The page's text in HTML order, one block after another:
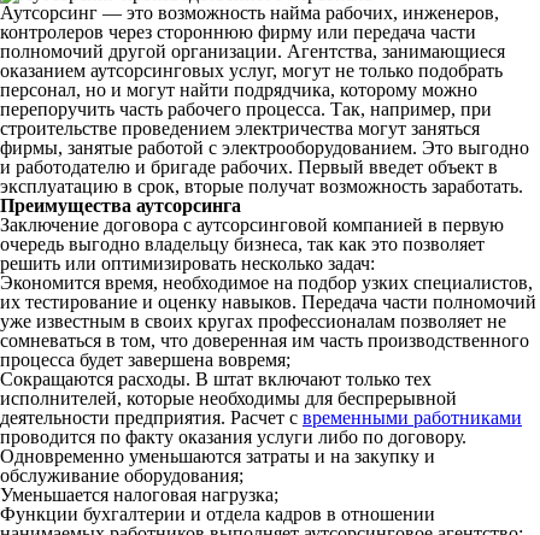
Аутсорсинг — это возможность найма рабочих, инженеров,
контролеров через стороннюю фирму или передача части
полномочий другой организации. Агентства, занимающиеся
оказанием аутсорсинговых услуг, могут не только подобрать
персонал, но и могут найти подрядчика, которому можно
перепоручить часть рабочего процесса. Так, например, при
строительстве проведением электричества могут заняться
фирмы, занятые работой с электрооборудованием. Это выгодно
и работодателю и бригаде рабочих. Первый введет объект в
эксплуатацию в срок, вторые получат возможность заработать.
Преимущества аутсорсинга
Заключение договора с аутсорсинговой компанией в первую
очередь выгодно владельцу бизнеса, так как это позволяет
решить или оптимизировать несколько задач:
Экономится время, необходимое на подбор узких специалистов,
их тестирование и оценку навыков. Передача части полномочий
уже известным в своих кругах профессионалам позволяет не
сомневаться в том, что доверенная им часть производственного
процесса будет завершена вовремя;
Сокращаются расходы. В штат включают только тех
исполнителей, которые необходимы для беспрерывной
деятельности предприятия. Расчет с временными работниками
проводится по факту оказания услуги либо по договору.
Одновременно уменьшаются затраты и на закупку и
обслуживание оборудования;
Уменьшается налоговая нагрузка;
Функции бухгалтерии и отдела кадров в отношении